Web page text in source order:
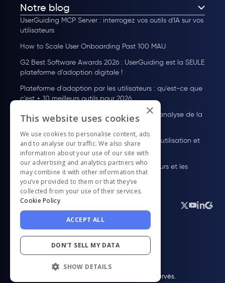
Notre blog
UserGuiding MCP Server : interrogez vos outils d'IA sur vos
utilisateurs
How to Scale User Onboarding Past 100 MAU
G2 Best Software Awards 2026 : UserGuiding est la SEULE
plateforme d'adoption digitale !
Plateforme d'adoption par les utilisateurs : qu'est-ce que
c'est + 10 meilleurs outils pour 2026
Guide des Tarifs de Pendo : Plans, coûts et analyse de la
valeur
À quoi sert WalkMe ? Fonctionnalités, cas d'utilisation et
tarifs
Comment onboarder des nouvelles utilisateurs et les
fidéliser
Français
© UserGuiding 2026 - Tous droits réservés.
×
This website uses cookies
We use cookies to personalise content, ads
and to analyse our traffic. We also share
information about your use of our site with
our advertising and analytics partners who
may combine it with other information that
you’ve provided to them or that they’ve
collected from your use of their services.
Cookie Policy
ACCEPT ALL
DON'T SELL MY DATA
SHOW DETAILS